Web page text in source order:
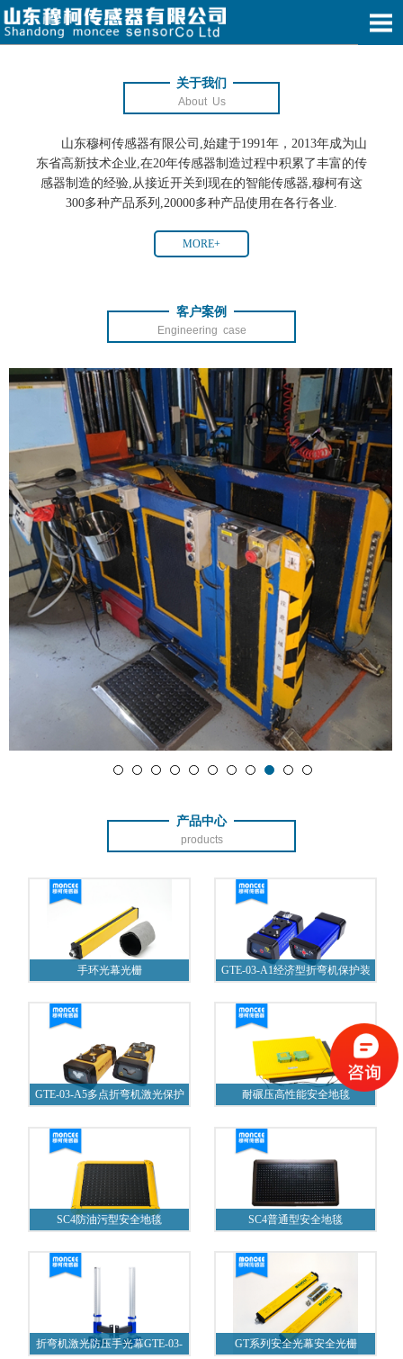
关于我们
About Us
山东穆柯传感器有限公司,始建于1991年，2013年成为山
东省高新技术企业,在20年传感器制造过程中积累了丰富的传
感器制造的经验,从接近开关到现在的智能传感器,穆柯有这
300多种产品系列,20000多种产品使用在各行各业.
MORE+
客户案例
Engineering case
产品中心
products
手环光幕光栅
GTE-03-A1经济型折弯机保护装
GTE-03-A5多点折弯机激光保护 耐碾压高性能安全地毯
SC4防油污型安全地毯 SC4普通型安全地毯
折弯机激光防压手光幕GTE-03-
GT系列安全光幕安全光栅